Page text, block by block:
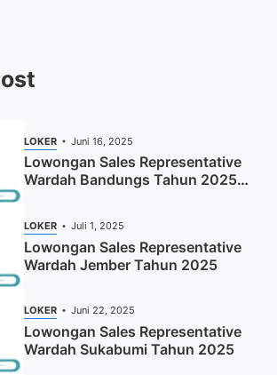
LOKER Juni 16, 2025
Lowongan Sales Representative
Wardah Bandungs Tahun 2025
LOKER Juli 1, 2025
Lowongan Sales Representative
Wardah Jember Tahun 2025
LOKER Juni 22, 2025
Lowongan Sales Representative
Wardah Sukabumi Tahun 2025